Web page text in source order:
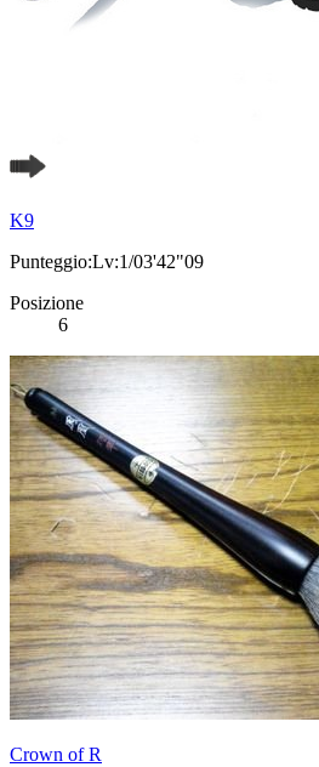
K9
Punteggio:Lv:1/03'42"09
Posizione
6
Crown of R